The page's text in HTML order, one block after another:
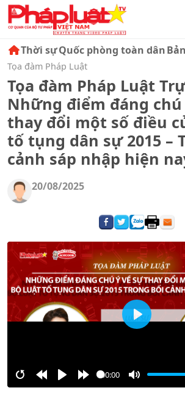
Thời sựQuốc phòng toàn dân
Tọa đàm Pháp Luật
Tọa đàm Pháp Luật
Những điểm đáng
thay đổi một số điều
tố tụng dân sự 2015 –
cảnh sáp nhập hiện
20/08/2025
RestartRewind
PlayForward
00:00
Mute
Play